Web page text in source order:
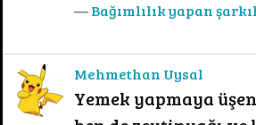
Bağımlılık yapan
Mehmethan Uysal
Yemek yapmaya